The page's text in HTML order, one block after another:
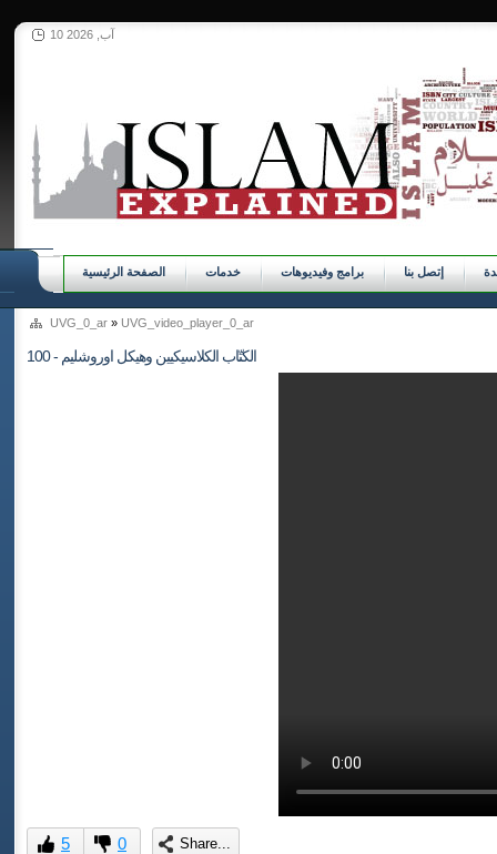
10 آب, 2026
الصفحة الرئيسية خدمات برامج وفيديوهات إتصل بنا
UVG_0_ar » UVG_video_player_0_ar
100 - الكتّاب الكلاسيكيين وهيكل اوروشليم
5 0 Share...